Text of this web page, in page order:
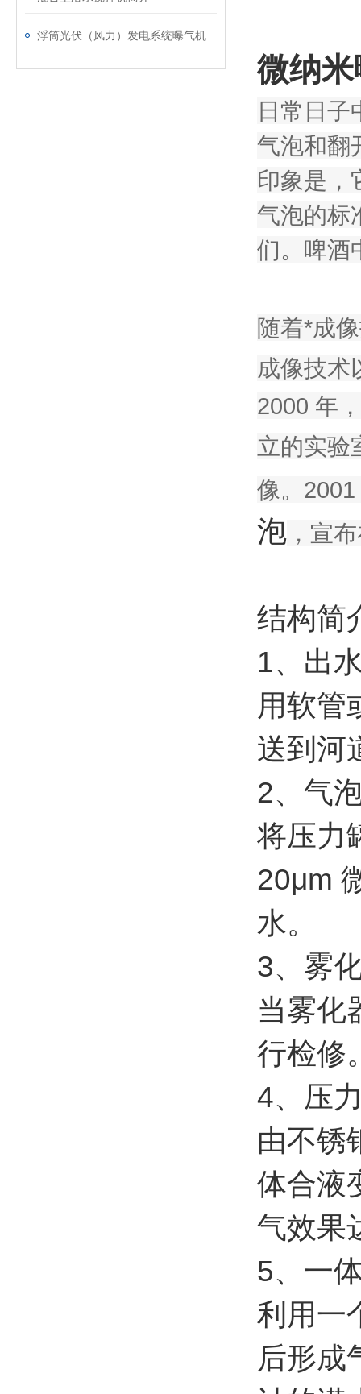
浮筒光伏（风力）发电系统曝气机
微纳
日常日子
气泡和翻
印象是，
气泡的标
们。啤酒
随着*成
成像技术
2000 年
立的实验
像。
泡 ，宣
结构简
1、出
用软管
送到河
2、气
将压力
20μm
水。
3、雾
当雾化
行检修
4、压
由不锈
体合液
气效果
5、一
利用一
后形成